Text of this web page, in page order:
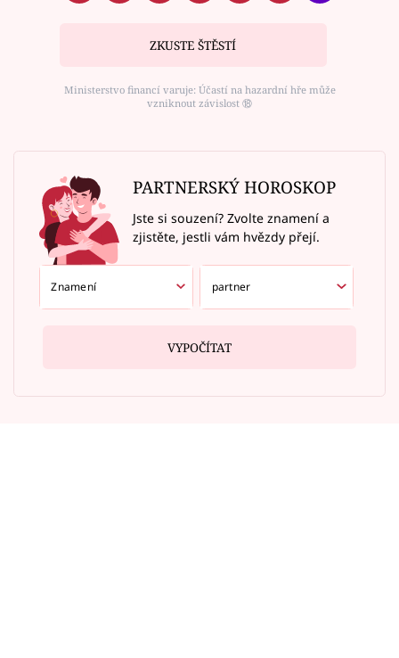
ZKUSTE ŠTĚSTÍ
Ministerstvo financí varuje: Účastí na hazardní hře může
vzniknout závislost ⑱
PARTNERSKÝ HOROSKOP
Jste si souzení? Zvolte znamení a
zjistěte, jestli vám hvězdy přejí.
VYPOČÍTAT